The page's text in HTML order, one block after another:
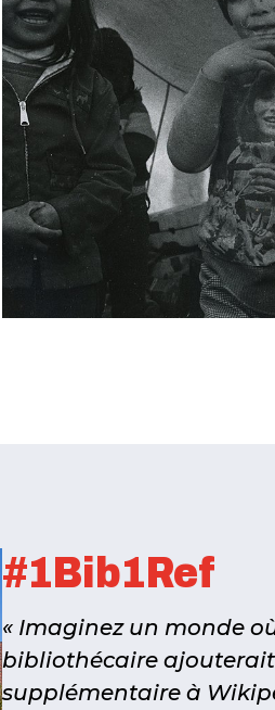
#1Bib1Ref
« Imaginez un monde
bibliothécaire ajouterait
supplémentaire à